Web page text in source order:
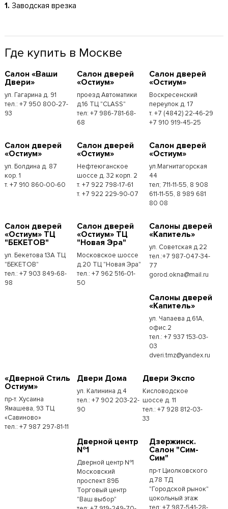
1. Заводская врезка
Где купить в Москве
Cалон «Ваши
Двери»
ул. Гагарина д. 91
тел.: +7 950 800-27-
93
Cалон дверей
«Остиум»
проезд Автоматики
д.16 ТЦ "CLASS"
тел: +7 986-781-68-
68
Cалон дверей
«Остиум»
Воскресенский
переулок д. 17
т. +7 (4842) 22-46-29
+7 910 919-45-25
Cалон дверей
«Остиум»
ул. Болдина д. 87
кор. 1
т. +7 910 860-00-60
Cалон дверей
«Остиум»
Нефтеюганское
шоссе д. 32 корп. 2
т. +7 922 798-17-61
т. +7 922 229-90-07
Cалон дверей
«Остиум»
ул.Магнитагорская
44
тел; 711-11-55, 8 908
611-11-55, 8 989 681
80 08
Cалон дверей
«Остиум» ТЦ
"БЕКЕТОВ"
ул. Бекетова 13А ТЦ
"БЕКЕТОВ"
тел.: +7 903 849-68-
98
Cалон дверей
«Остиум» ТЦ
"Новая Эра"
Московское шоссе
д.20 ТЦ "Новая Эра"
тел.: +7 962 516-01-
50
Cалоны дверей
«Капитель»
ул. Советская д.22
тел.:+7 987-047-34-
77
gorod.okna@mail.ru
Cалоны дверей
«Капитель»
ул. Чапаева д.61А,
офис.2
тел.: +7 937 153-03-
03
dveri.tmz@yandex.ru
«Дверной Стиль
Остиум»
пр-т. Хусаина
Ямашева, 93 ТЦ
«Савиново»
тел.: +7 987 297-81-11
Двери Дома
ул. Калинина д.4
тел.: +7 902 203-22-
90
Двери Экспо
Кисловодское
шоссе д. 11
тел.: +7 928 812-03-
33
Дверной центр
№1
Дверной центр №1
Московский
проспект 89Б
Торговый центр
"Ваш выбор"
Дзержинск.
Салон "Сим-
Сим"
пр-т Циолковского
д.78 ТД
"Городской рынок"
цокольный этаж
тел: +7 987-541-28-